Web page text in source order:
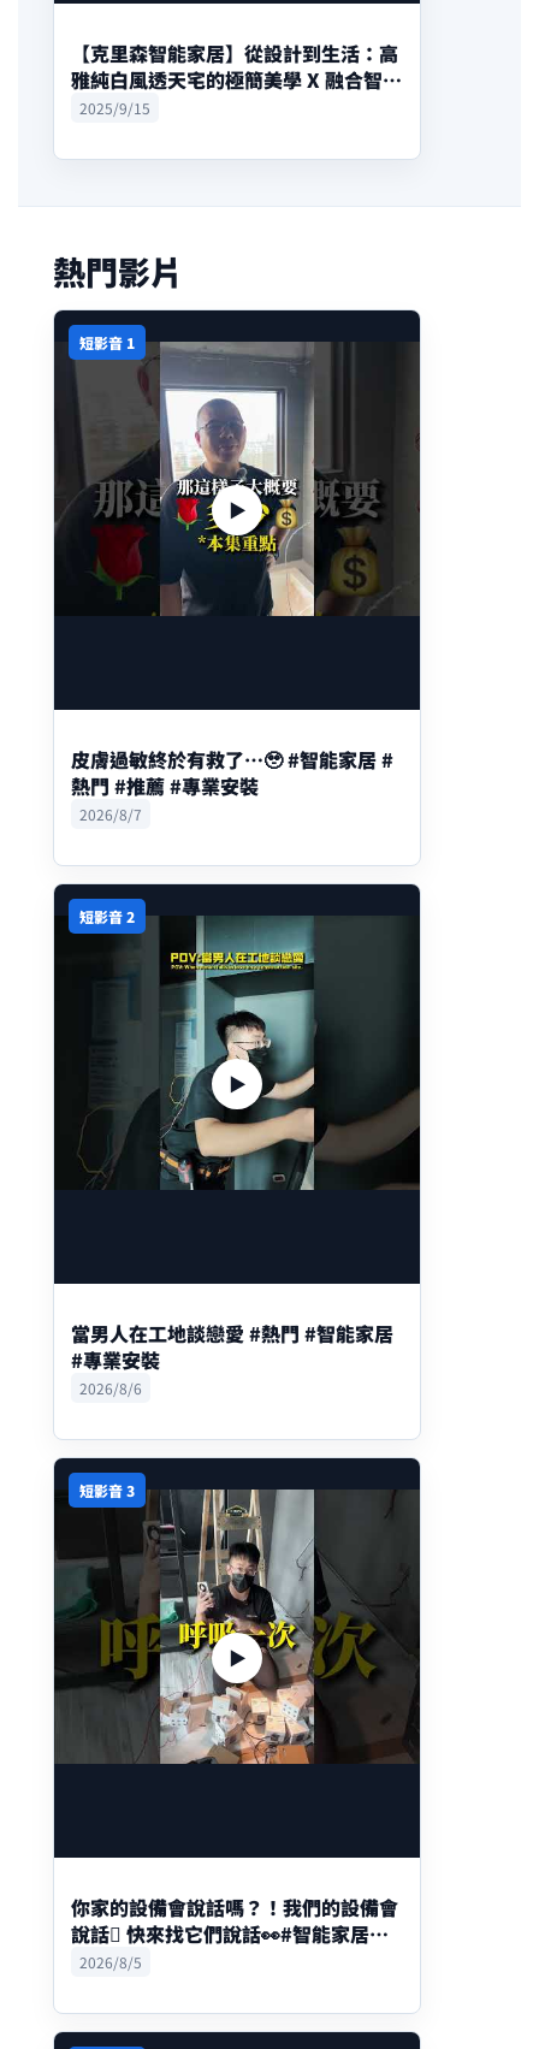
【克里森智能家居】從設計到生活：高
雅純白風透天宅的極簡美學 X 融合智慧
家居
2025/9/15
熱門影片
▶
短影音 1
皮膚過敏終於有救了⋯🥹 #智能家居 #
熱門 #推薦 #專業安裝
2026/8/7
▶
短影音 2
當男人在工地談戀愛 #熱門 #智能家居
#專業安裝
2026/8/6
▶
短影音 3
你家的設備會說話嗎？！我們的設備會
說話🫪 快來找它們說話👀#智能家居
#home #aqara #克里森智能家居
2026/8/5